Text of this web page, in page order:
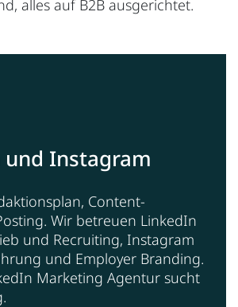
alles auf B2B ausgerichtet.
Instagram
Content-
Wir betreuen LinkedIn
und Recruiting, Instagram
und Employer Branding.
Marketing Agentur sucht